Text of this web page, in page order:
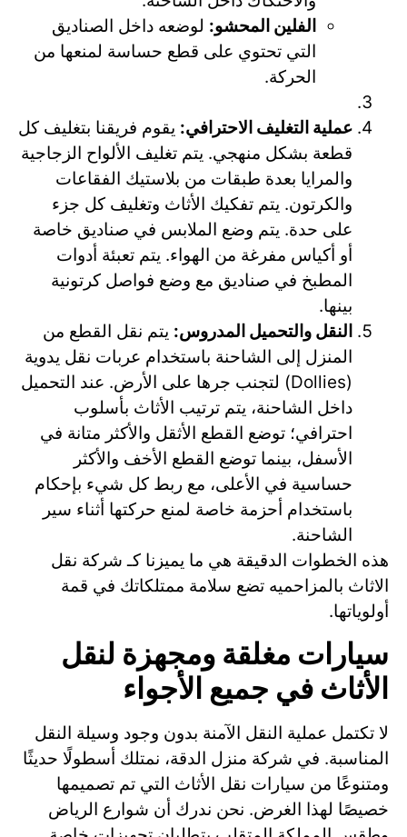
الفلين المحشو: لوضعه داخل الصناديق
التي تحتوي على قطع حساسة لمنعها من
الحركة.
عملية التغليف الاحترافي: يقوم فريقنا بتغليف كل
قطعة بشكل منهجي. يتم تغليف الألواح الزجاجية
والمرايا بعدة طبقات من بلاستيك الفقاعات
والكرتون. يتم تفكيك الأثاث وتغليف كل جزء
على حدة. يتم وضع الملابس في صناديق خاصة
أو أكياس مفرغة من الهواء. يتم تعبئة أدوات
المطبخ في صناديق مع وضع فواصل كرتونية
بينها.
النقل والتحميل المدروس: يتم نقل القطع من
المنزل إلى الشاحنة باستخدام عربات نقل يدوية
(Dollies) لتجنب جرها على الأرض. عند التحميل
داخل الشاحنة، يتم ترتيب الأثاث بأسلوب
احترافي؛ توضع القطع الأثقل والأكثر متانة في
الأسفل، بينما توضع القطع الأخف والأكثر
حساسية في الأعلى، مع ربط كل شيء بإحكام
باستخدام أحزمة خاصة لمنع حركتها أثناء سير
الشاحنة.
هذه الخطوات الدقيقة هي ما يميزنا كـ شركة نقل
الاثاث بالمزاحميه تضع سلامة ممتلكاتك في قمة
أولوياتها.
سيارات مغلقة ومجهزة لنقل
الأثاث في جميع الأجواء
لا تكتمل عملية النقل الآمنة بدون وجود وسيلة النقل
المناسبة. في شركة منزل الدقة، نمتلك أسطولًا حديثًا
ومتنوعًا من سيارات نقل الأثاث التي تم تصميمها
خصيصًا لهذا الغرض. نحن ندرك أن شوارع الرياض